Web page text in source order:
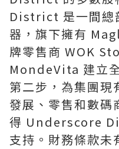
District 是一間總
器，旗下擁有
牌零售商 WOK
MondeVita 建立
第二步，為集團現
發展、零售和數碼
得 Underscore
支持。財務條款未